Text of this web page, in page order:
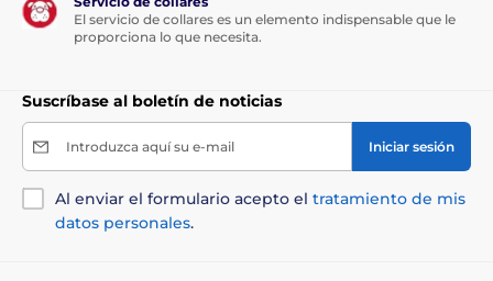
El servicio de collares es un elemento indispensable que le
proporciona lo que necesita.
Suscríbase al boletín de noticias
Introduzca aquí su e-mail Iniciar sesión
Al enviar el formulario acepto el tratamiento de mis
datos personales.